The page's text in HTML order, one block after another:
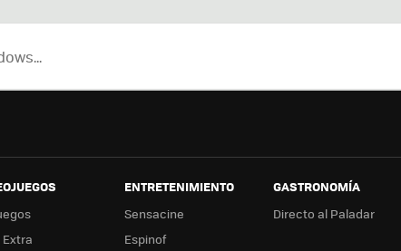
Extra
ENTRETENIMIENTO
Sensacine
Espinof
GASTRONOMÍA
Directo al Paladar